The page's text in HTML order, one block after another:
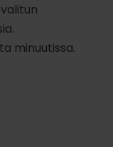
minuutissa.